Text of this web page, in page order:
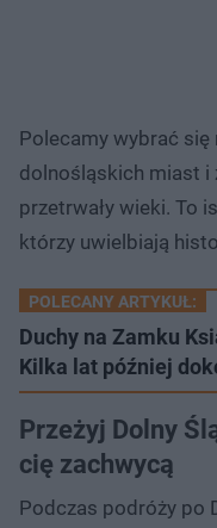
Polecamy wybrać
dolnośląskich miast i
przetrwały wieki. To
którzy uwielbiają
POLECANY ARTYKUŁ:
Duchy na Zamku
Kilka lat później
Przeżyj Dolny
cię zachwycą
Podczas podróży po